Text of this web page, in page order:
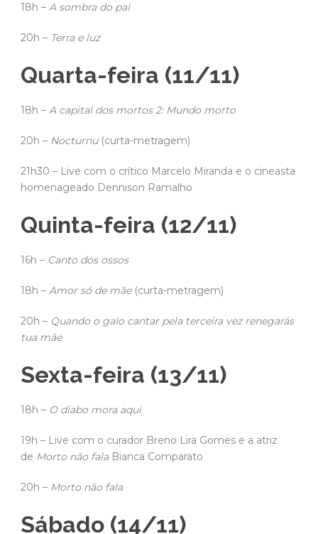
18h – A sombra do pai
20h – Terra e luz
Quarta-feira (11/11)
18h – A capital dos mortos 2: Mundo morto
20h – Nocturnu (curta-metragem)
21h30 – Live com o crítico Marcelo Miranda e o cineasta
homenageado Dennison Ramalho
Quinta-feira (12/11)
16h – Canto dos ossos
18h – Amor só de mãe (curta-metragem)
20h – Quando o galo cantar pela terceira vez renegarás
tua mãe
Sexta-feira (13/11)
18h – O diabo mora aqui
19h – Live com o curador Breno Lira Gomes e a atriz
de Morto não fala Bianca Comparato
20h – Morto não fala
Sábado (14/11)